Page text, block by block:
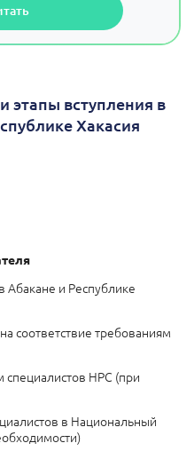
этапы вступления в
Хакасия
и Республике
соответствие требованиям
НРС (при
в Национальный